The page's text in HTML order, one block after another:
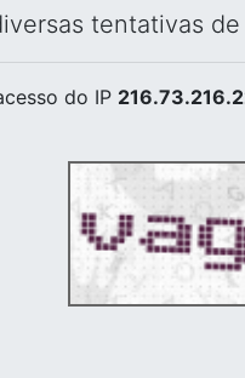
tentativas
do IP